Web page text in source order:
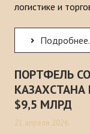
логистике и
ПОРТФЕЛЬ
$9,5 МЛРД
21 апреля 2026